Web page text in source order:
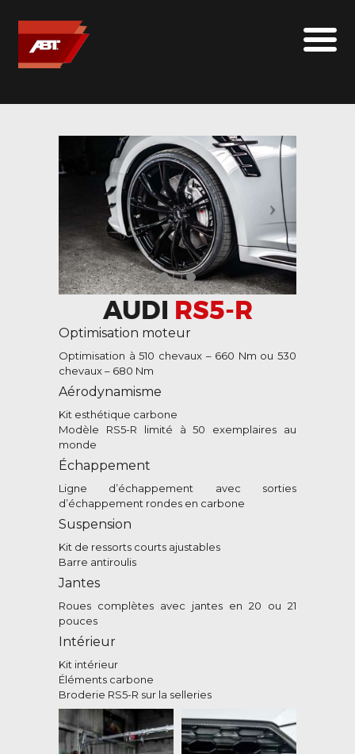
ABT SPORTSLINE FRANCE
MARQUES
LE SUR-MESURE
ABT
CONTACT
AUDI RS5-R
Optimisation moteur
Optimisation à 510 chevaux – 660 Nm ou 530
chevaux – 680 Nm
Aérodynamisme
Kit esthétique carbone
Modèle RS5-R limité à 50 exemplaires au
monde
Échappement
Ligne d’échappement avec sorties
d’échappement rondes en carbone
Suspension
Kit de ressorts courts ajustables
Barre antiroulis
Jantes
Roues complètes avec jantes en 20 ou 21
pouces
Intérieur
Kit intérieur
Éléments carbone
Broderie RS5-R sur la selleries